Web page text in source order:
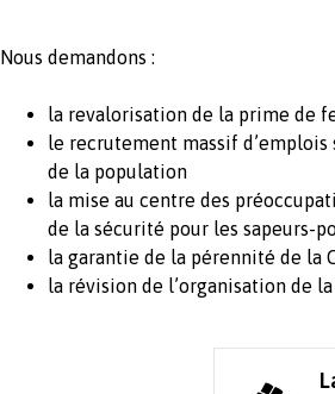
Nous demandons :
la revalorisation de la prime de
le recrutement massif d’emplois
de la population
la mise au centre des
de la sécurité pour les sapeurs-
la garantie de la pérennité de la
la révision de l’organisation de